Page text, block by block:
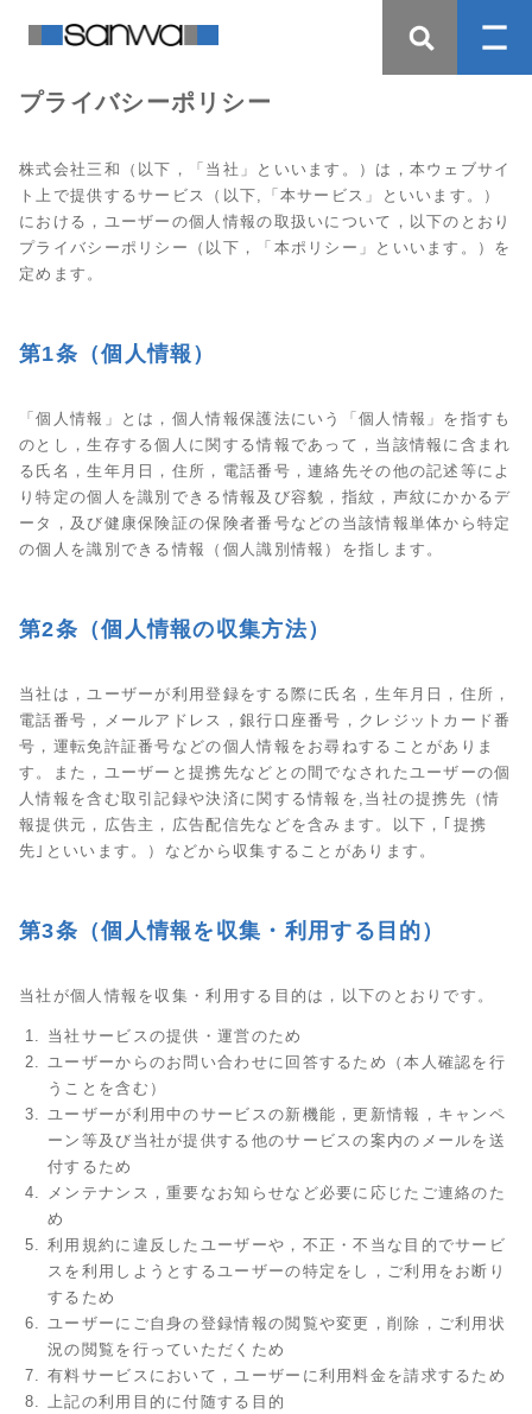
プライバシーポリシー
株式会社三和（以下，「当社」といいます。）は，本ウェブサイ
ト上で提供するサービス（以下,「本サービス」といいます。）
における，ユーザーの個人情報の取扱いについて，以下のとおり
プライバシーポリシー（以下，「本ポリシー」といいます。）を
定めます。
第1条（個人情報）
「個人情報」とは，個人情報保護法にいう「個人情報」を指すも
のとし，生存する個人に関する情報であって，当該情報に含まれ
る氏名，生年月日，住所，電話番号，連絡先その他の記述等によ
り特定の個人を識別できる情報及び容貌，指紋，声紋にかかるデ
ータ，及び健康保険証の保険者番号などの当該情報単体から特定
の個人を識別できる情報（個人識別情報）を指します。
第2条（個人情報の収集方法）
当社は，ユーザーが利用登録をする際に氏名，生年月日，住所，
電話番号，メールアドレス，銀行口座番号，クレジットカード番
号，運転免許証番号などの個人情報をお尋ねすることがありま
す。また，ユーザーと提携先などとの間でなされたユーザーの個
人情報を含む取引記録や決済に関する情報を,当社の提携先（情
報提供元，広告主，広告配信先などを含みます。以下，｢提携
先｣といいます。）などから収集することがあります。
第3条（個人情報を収集・利用する目的）
当社が個人情報を収集・利用する目的は，以下のとおりです。
当社サービスの提供・運営のため
ユーザーからのお問い合わせに回答するため（本人確認を行
うことを含む）
ユーザーが利用中のサービスの新機能，更新情報，キャンペ
ーン等及び当社が提供する他のサービスの案内のメールを送
付するため
メンテナンス，重要なお知らせなど必要に応じたご連絡のた
め
利用規約に違反したユーザーや，不正・不当な目的でサービ
スを利用しようとするユーザーの特定をし，ご利用をお断り
するため
ユーザーにご自身の登録情報の閲覧や変更，削除，ご利用状
況の閲覧を行っていただくため
有料サービスにおいて，ユーザーに利用料金を請求するため
上記の利用目的に付随する目的